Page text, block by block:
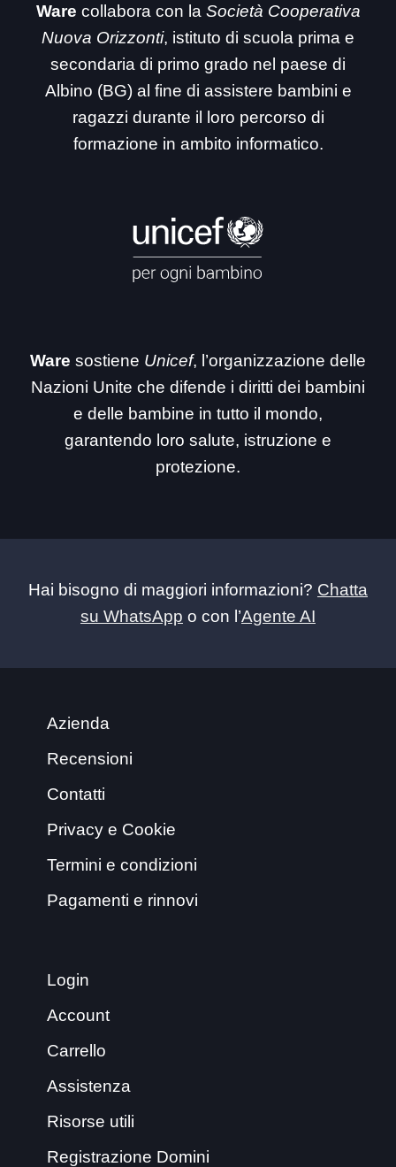
Ware collabora con la Società Cooperativa
Nuova Orizzonti, istituto di scuola prima e
secondaria di primo grado nel paese di
Albino (BG) al fine di assistere bambini e
ragazzi durante il loro percorso di
formazione in ambito informatico.
Ware sostiene Unicef, l’organizzazione delle
Nazioni Unite che difende i diritti dei bambini
e delle bambine in tutto il mondo,
garantendo loro salute, istruzione e
protezione.
Hai bisogno di maggiori informazioni? Chatta
su WhatsApp o con l’Agente AI
Azienda
Recensioni
Contatti
Privacy e Cookie
Termini e condizioni
Pagamenti e rinnovi
Login
Account
Carrello
Assistenza
Risorse utili
Registrazione Domini